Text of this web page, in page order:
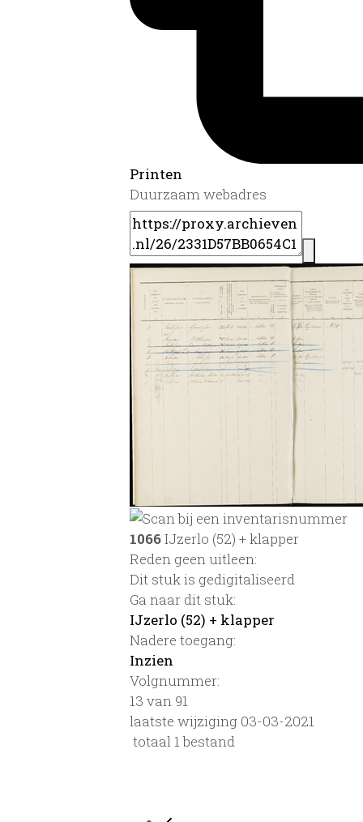
Printen
Duurzaam webadres
1066IJzerlo (52) + klapper
Reden geen uitleen:
Dit stuk is gedigitaliseerd
Ga naar dit stuk:
IJzerlo (52) + klapper
Nadere toegang:
Inzien
Volgnummer:
13 van 91
laatste wijziging 03-03-2021
totaal 1 bestand